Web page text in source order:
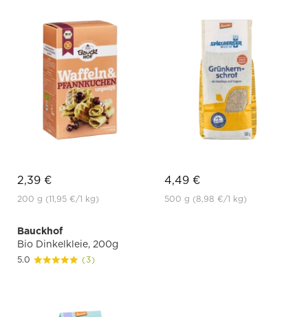
2,39 €
200 g (11,95 €/1 kg)
4,49 €
500 g (8,98 €/1 kg)
Bauckhof
Bio Dinkelkleie, 200g
5.0 (3)